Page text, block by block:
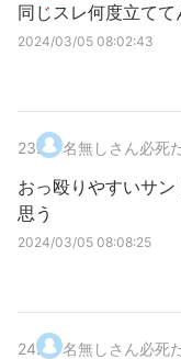
同じスレ何度立て
2024/03/05 08:02:43
23. 名無しさん必死
おっ殴りやすいサ
思う
2024/03/05 08:08:25
24. 名無しさん必死